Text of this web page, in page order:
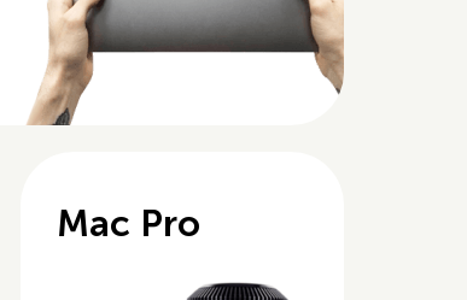
Mac Pro